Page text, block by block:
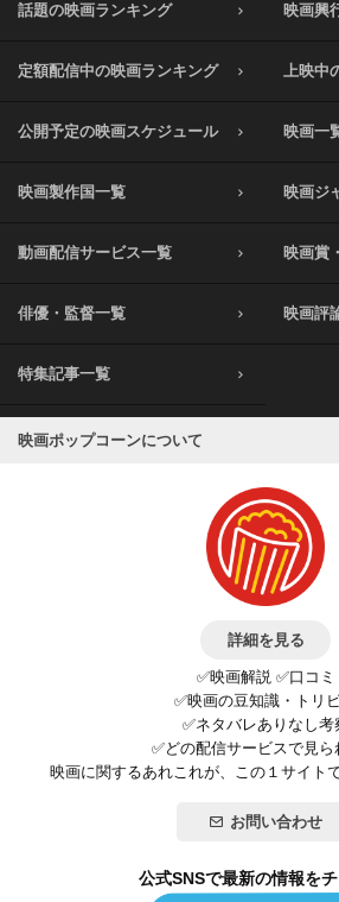
話題の映画ランキング 映画興
定額配信中の映画ランキング 上映中
公開予定の映画スケジュール 映画一
映画製作国一覧 映画ジ
動画配信サービス一覧 映画賞
俳優・監督一覧 映画評
特集記事一覧
映画ポップコーンについて
詳細を見る
✅映画解説 ✅口コミ
✅映画の豆知識・トリ
✅ネタバレありなし考
✅どの配信サービスで見ら
映画に関するあれこれが、この１サイト
お問い合わせ
公式SNSで最新の情報を